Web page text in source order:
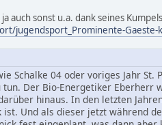
auch sonst u.a. dank seines
jugendsport_Prominente-
Schalke 04 oder voriges Jahr
tun. Der Bio-Energetiker
hinaus. In den letzten
ist. Und als dieser jetzt während